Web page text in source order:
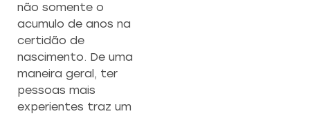
não somente o
acumulo de anos na
certidão de
nascimento. De uma
maneira geral, ter
pessoas mais
experientes traz um